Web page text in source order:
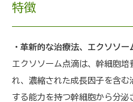
特徴
・革新的な治療法、エクソソー
エクソソーム点滴は、幹細胞
れ、濃縮された成長因子を含
する能力を持つ幹細胞から分泌